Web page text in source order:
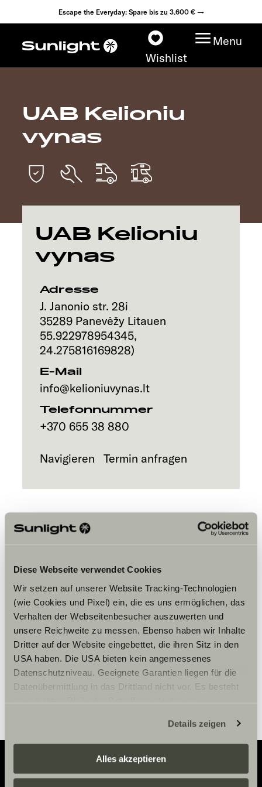
Diese Webseite verwendet Cookies
Wir setzen auf unserer Website Tracking-Technologien
(wie Cookies und Pixel) ein, die es uns ermöglichen, das
Verhalten der Webseitenbesucher auszuwerten und
unsere Reichweite zu messen. Ebenso haben wir Inhalte
Dritter auf der Website eingebettet, die ihren Sitz in den
USA haben. Die USA bieten kein angemessenes
Datenschutzniveau. Geeignete Garantien liegen für die
Datenübermittlung in das Drittland nicht vor. Es besteht
ein erhöhtes Risiko für Betroffene, da diesen
zustehen. Eingesetzte Dienstleister können Daten für
eigene Zwecke verarbeiten und mit anderen Daten
zusammenführen. Weitere Informationen finden Sie hier:
Datenschutzerklärung
Details zeigen
Alles akzeptieren
Escape the Everyday: Spare bis zu 3.600 € →
Wishlist
Menu
Modelle
Fahrzeugfinder
Explore
UAB Kelioniu
vynas
UAB Kelioniu
vynas
Adresse
J. Janonio str. 28i
35289 Panevėžy Litauen
55.922978954345,
24.275816169828)
E-Mail
info@kelioniuvynas.lt
Telefonnummer
+370 655 38 880
Navigieren Termin anfragen
Bitte akzeptiere die Marketing-
Cookies, um die Inhalte zu sehen.
Cookie-Einstellungen